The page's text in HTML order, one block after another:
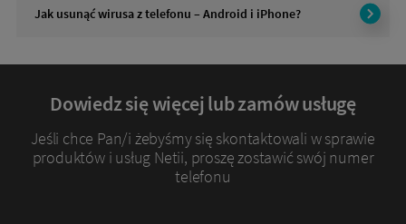
Jak usunąć wirusa z telefonu – Android i iPhone?
Dowiedz się więcej lub zamów usługę
Jeśli chce Pan/i żebyśmy się skontaktowali w sprawie
produktów i usług Netii, proszę zostawić swój numer
telefonu